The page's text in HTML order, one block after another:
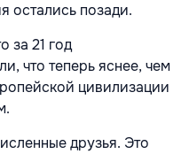
остались позади.
за 21 год
что теперь яснее, чем
цивилизации
друзья. Это